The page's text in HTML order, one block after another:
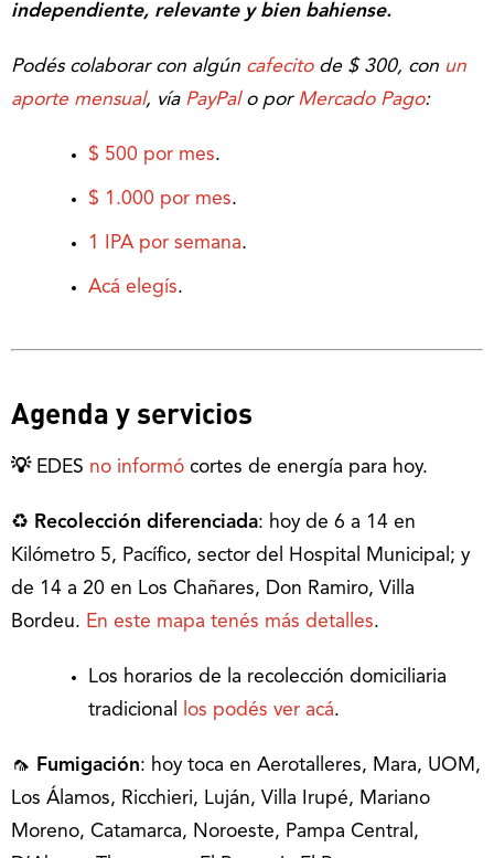
independiente, relevante y bien bahiense.
Podés colaborar con algún cafecitode $ 300, con un
aporte mensual, víaPayPalo porMercado Pago:
$ 500 por mes.
$ 1.000 por mes.
1 IPA por semana.
Acá elegís.
Agenda y servicios
💡EDES no informó cortes de energía para hoy.
♻ Recolección diferenciada: hoy de 6 a 14 en
Kilómetro 5, Pacífico, sector del Hospital Municipal; y
de 14 a 20 en Los Chañares, Don Ramiro, Villa
Bordeu. En este mapa tenés más detalles.
Los horarios de la recolección domiciliaria
tradicional
los podés ver acá.
🦟 Fumigación: hoy toca en Aerotalleres, Mara, UOM,
Los Álamos, Ricchieri, Luján, Villa Irupé, Mariano
Moreno, Catamarca, Noroeste, Pampa Central,